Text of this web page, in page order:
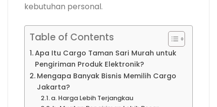
kebutuhan personal.
Table of Contents
Apa Itu Cargo Taman Sari Murah untuk
Pengiriman Produk Elektronik?
Mengapa Banyak Bisnis Memilih Cargo
Jakarta?
a. Harga Lebih Terjangkau